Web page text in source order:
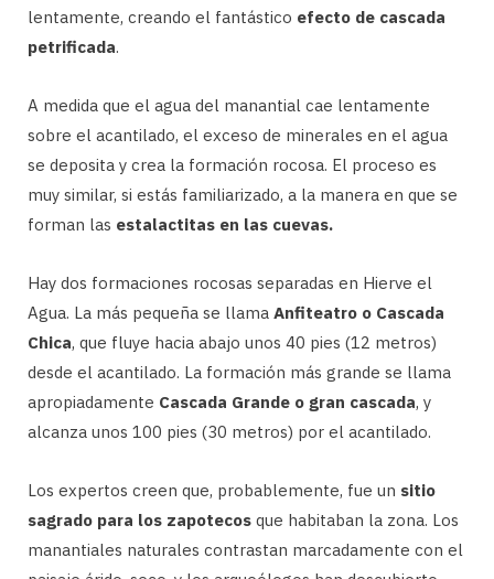
lentamente, creando el fantástico efecto de cascada
petrificada.
A medida que el agua del manantial cae lentamente
sobre el acantilado, el exceso de minerales en el agua
se deposita y crea la formación rocosa. El proceso es
muy similar, si estás familiarizado, a la manera en que se
forman las estalactitas en las cuevas.
Hay dos formaciones rocosas separadas en Hierve el
Agua. La más pequeña se llama Anfiteatro o Cascada
Chica, que fluye hacia abajo unos 40 pies (12 metros)
desde el acantilado. La formación más grande se llama
apropiadamente Cascada Grande o gran cascada, y
alcanza unos 100 pies (30 metros) por el acantilado.
Los expertos creen que, probablemente, fue un sitio
sagrado para los zapotecos que habitaban la zona. Los
manantiales naturales contrastan marcadamente con el